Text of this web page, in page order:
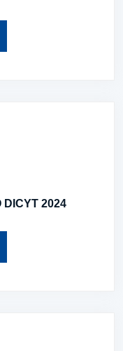
DICYT 2024